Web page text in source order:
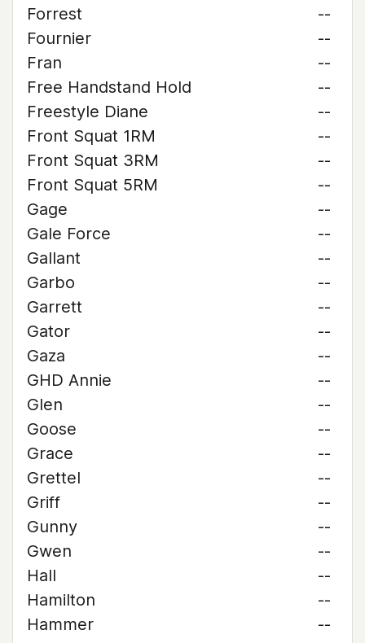
Forrest
--
Fournier
--
Fran
--
Free Handstand Hold
--
Freestyle Diane
--
Front Squat 1RM
--
Front Squat 3RM
--
Front Squat 5RM
--
Gage
--
Gale Force
--
Gallant
--
Garbo
--
Garrett
--
Gator
--
Gaza
--
GHD Annie
--
Glen
--
Goose
--
Grace
--
Grettel
--
Griff
--
Gunny
--
Gwen
--
Hall
--
Hamilton
--
Hammer
--